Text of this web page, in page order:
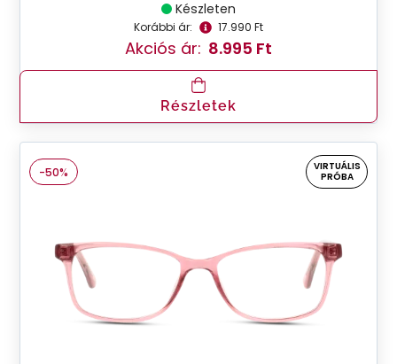
Készleten
Korábbi ár: 17.990 Ft
Akciós ár: 8.995 Ft
Részletek
-50%
VIRTUÁLIS
PRÓBA